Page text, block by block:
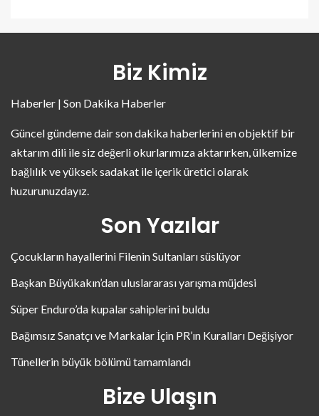
Biz Kimiz
Haberler | Son Dakika Haberler
Güncel gündeme dair son dakika haberlerini en objektif bir
aktarım dili ile siz değerli okurlarımıza aktarırken, ülkemize
bağlılık ve yüksek sadakat ile içerik üretici olarak
huzurunuzdayız.
Son Yazılar
Çocukların hayallerini Filenin Sultanları süslüyor
Başkan Büyükakın’dan uluslararası yarışma müjdesi
Süper Enduro’da kupalar sahiplerini buldu
Bağımsız Sanatçı ve Markalar İçin PR’ın Kuralları Değişiyor
Tünellerin büyük bölümü tamamlandı
Bize Ulaşın